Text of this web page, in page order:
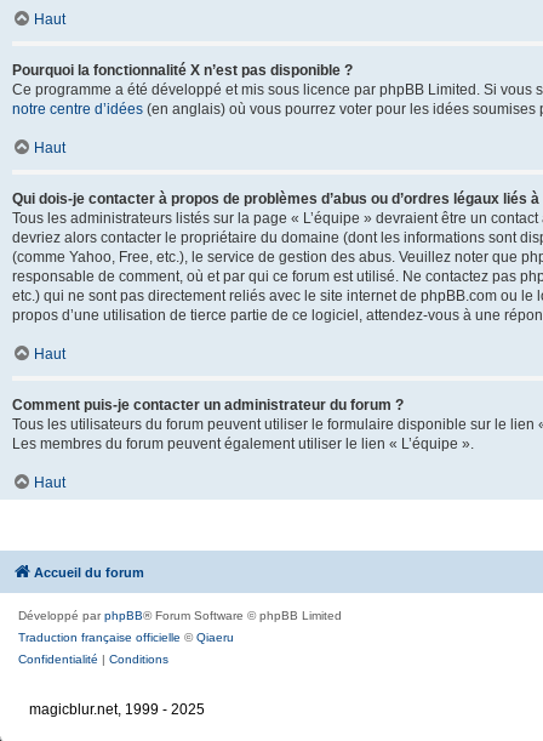
Haut
Pourquoi la fonctionnalité X n’est pas disponible ?
Ce programme a été développé et mis sous licence par phpBB Limited. Si
notre centre d’idées (en anglais) où vous pourrez voter pour les idées soumises
Haut
Qui dois-je contacter à propos de problèmes d’abus ou d’ordres légaux liés
Tous les administrateurs listés sur la page « L’équipe » devraient être un
devriez alors contacter le propriétaire du domaine (dont les informations sont
(comme Yahoo, Free, etc.), le service de gestion des abus. Veuillez noter que
responsable de comment, où et par qui ce forum est utilisé. Ne contactez pas
etc.) qui ne sont pas directement reliés avec le site internet de phpBB.com ou
propos d’une utilisation de tierce partie de ce logiciel, attendez-vous à une
Haut
Comment puis-je contacter un administrateur du forum ?
Tous les utilisateurs du forum peuvent utiliser le formulaire disponible sur le
Les membres du forum peuvent également utiliser le lien « L’équipe ».
Haut
Accueil du forum
Développé parphpBB® Forum Software © phpBB Limited
Traduction française officielle ©Qiaeru
Confidentialité | Conditions
magicblur.net, 1999 - 2025